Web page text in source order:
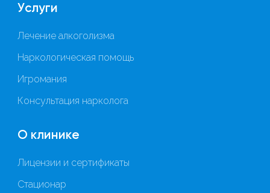
Услуги
Лечение алкоголизма
Наркологическая помощь
Игромания
Консультация нарколога
О клинике
Лицензии и сертификаты
Стационар